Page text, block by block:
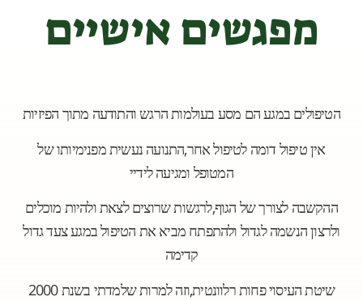
מפגשים אישיים
הטיפולים במגע הם מסע בעולמות הרגש והתודעה מתוך הפיזיות
אין טיפול דומה לטיפול אחר,התנועה נעשית מפנימיותו של
המטופל ומגיעה לידיי
ההקשבה לצורך של הגוף,לרגשות שרוצים לצאת ולהיות מוכלים
ולרצון הנשמה לגדול ולהתפתח מביא את הטיפול במגע צעד גדול
קדימה
שיטת העיסוי פחות רלוונטית,וזה למרות שלמדתי בשנת2000